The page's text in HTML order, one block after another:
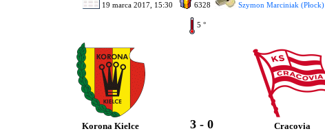
19 marca 2017, 15:30 6328 Szymon Marciniak (Płock)
5 °
Korona Kielce 3 - 0 Cracovia